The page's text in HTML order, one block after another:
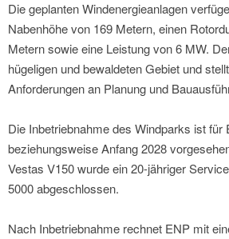
Die geplanten Windenergieanlagen
Nabenhöhe von 169 Metern, einen
Metern sowie eine Leistung von 6 MW.
hügeligen und bewaldeten Gebiet und
Anforderungen an Planung und
Die Inbetriebnahme des Windparks ist für
beziehungsweise Anfang 2028
Vestas V150 wurde ein 20-jähriger
5000 abgeschlossen.
Nach Inbetriebnahme rechnet ENP mit